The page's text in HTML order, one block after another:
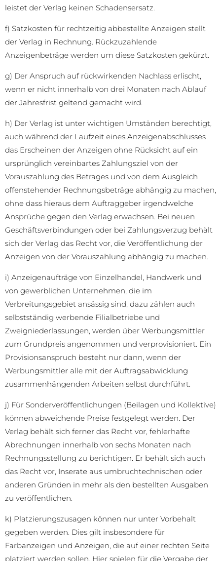
leistet der Verlag keinen Schadensersatz.
f) Satzkosten für rechtzeitig abbestellte Anzeigen stellt
der Verlag in Rechnung. Rückzuzahlende
Anzeigenbeträge werden um diese Satzkosten gekürzt.
g) Der Anspruch auf rückwirkenden Nachlass erlischt,
wenn er nicht innerhalb von drei Monaten nach Ablauf
der Jahresfrist geltend gemacht wird.
h) Der Verlag ist unter wichtigen Umständen berechtigt,
auch während der Laufzeit eines Anzeigenabschlusses
das Erscheinen der Anzeigen ohne Rücksicht auf ein
ursprünglich vereinbartes Zahlungsziel von der
Vorauszahlung des Betrages und von dem Ausgleich
offenstehender Rechnungsbeträge abhängig zu machen,
ohne dass hieraus dem Auftraggeber irgendwelche
Ansprüche gegen den Verlag erwachsen. Bei neuen
Geschäftsverbindungen oder bei Zahlungsverzug behält
sich der Verlag das Recht vor, die Veröffentlichung der
Anzeigen von der Vorauszahlung abhängig zu machen.
i) Anzeigenaufträge von Einzelhandel, Handwerk und
von gewerblichen Unternehmen, die im
Verbreitungsgebiet ansässig sind, dazu zählen auch
selbstständig werbende Filialbetriebe und
Zweigniederlassungen, werden über Werbungsmittler
zum Grundpreis angenommen und verprovisioniert. Ein
Provisionsanspruch besteht nur dann, wenn der
Werbungsmittler alle mit der Auftragsabwicklung
zusammenhängenden Arbeiten selbst durchführt.
j) Für Sonderveröffentlichungen (Beilagen und Kollektive)
können abweichende Preise festgelegt werden. Der
Verlag behält sich ferner das Recht vor, fehlerhafte
Abrechnungen innerhalb von sechs Monaten nach
Rechnungsstellung zu berichtigen. Er behält sich auch
das Recht vor, Inserate aus umbruchtechnischen oder
anderen Gründen in mehr als den bestellten Ausgaben
zu veröffentlichen.
k) Platzierungszusagen können nur unter Vorbehalt
gegeben werden. Dies gilt insbesondere für
Farbanzeigen und Anzeigen, die auf einer rechten Seite
platziert werden sollen. Hier spielen für die Vergabe der